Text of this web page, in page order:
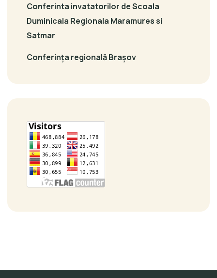
Conferinta invatatorilor de Scoala
Duminicala Regionala Maramures si
Satmar
Conferința regională Brașov